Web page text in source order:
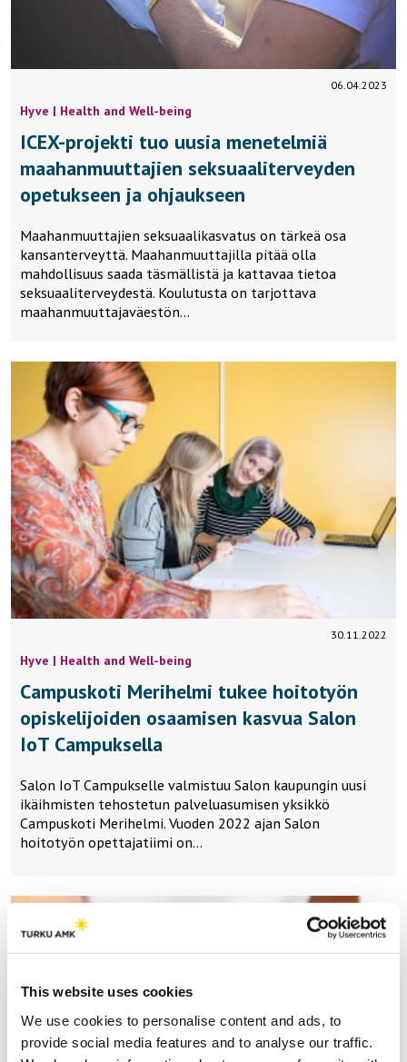
This website uses cookies
We use cookies to personalise content and ads, to
provide social media features and to analyse our traffic.
06.04.2023
Hyve | Health and Well-being
ICEX-projekti tuo uusia menetelmiä
maahanmuuttajien seksuaaliterveyden
opetukseen ja ohjaukseen
Maahanmuuttajien seksuaalikasvatus on tärkeä osa
kansanterveyttä. Maahanmuuttajilla pitää olla
mahdollisuus saada täsmällistä ja kattavaa tietoa
seksuaaliterveydestä. Koulutusta on tarjottava
maahanmuuttajaväestön…
30.11.2022
Hyve | Health and Well-being
Campuskoti Merihelmi tukee hoitotyön
opiskelijoiden osaamisen kasvua Salon
IoT Campuksella
Salon IoT Campukselle valmistuu Salon kaupungin uusi
ikäihmisten tehostetun palveluasumisen yksikkö
Campuskoti Merihelmi. Vuoden 2022 ajan Salon
hoitotyön opettajatiimi on…